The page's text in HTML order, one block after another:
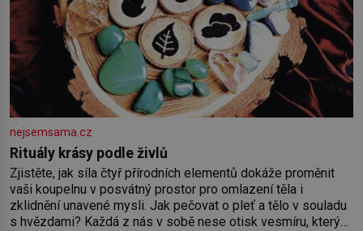
nejsemsama.cz
Rituály krásy podle živlů
Zjistěte, jak síla čtyř přírodních elementů dokáže proměnit
vaši koupelnu v posvátný prostor pro omlazení těla i
zklidnění unavené mysli. Jak pečovat o pleť a tělo v souladu
s hvězdami? Každá z nás v sobě nese otisk vesmíru, který